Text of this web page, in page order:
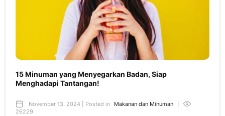
15 Minuman yang Menyegarkan Badan, Siap
Menghadapi Tantangan!
November 13, 2024 | Posted in Makanan dan Minuman
26229